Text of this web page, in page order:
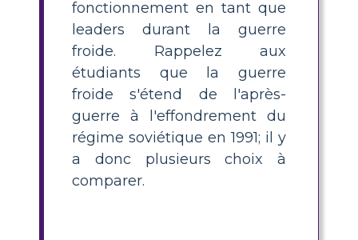
fonctionnement en tant que
leaders durant la guerre
froide. Rappelez aux
étudiants que la guerre
froide s'étend de l'après-
guerre à l'effondrement du
régime soviétique en 1991; il y
a donc plusieurs choix à
comparer.